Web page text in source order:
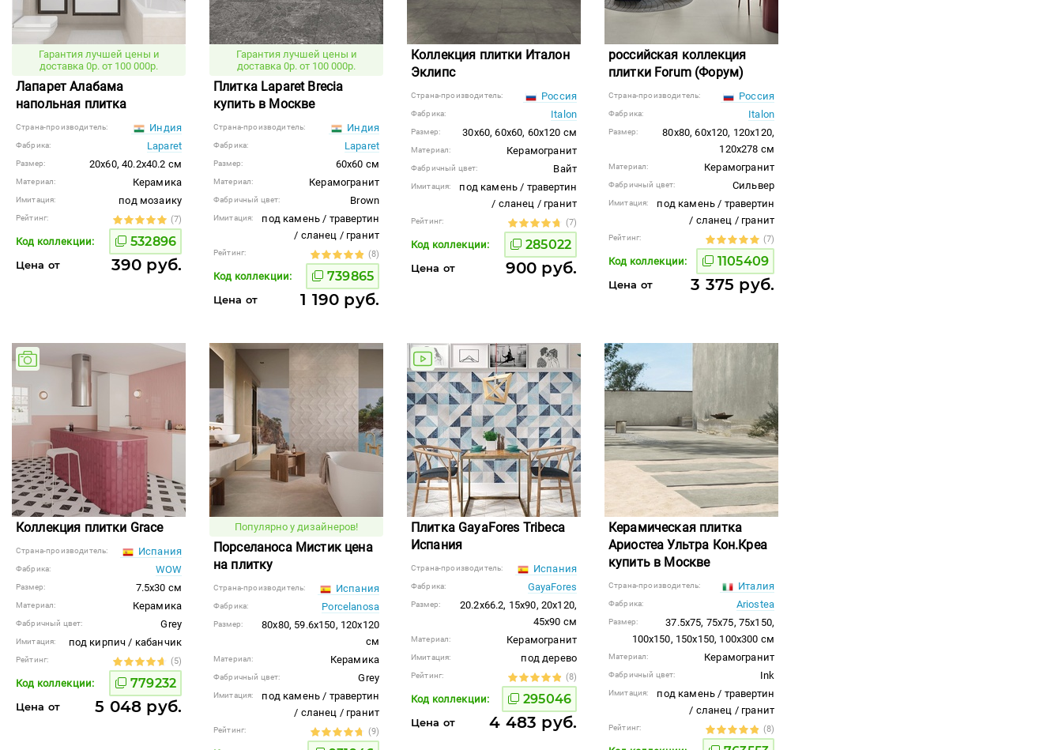
Гарантия лучшей цены и
доставка 0р. от 100 000р.
Лапарет Алабама
напольная плитка
Страна-производитель: Индия
Фабрика: Laparet
Размер: 20x60, 40.2x40.2 см
Материал: Керамика
Имитация: под мозаику
Рейтинг: (7)
Код коллекции: 532896
Цена от 390 руб.
Гарантия лучшей цены и
доставка 0р. от 100 000р.
Плитка Laparet Brecia
купить в Москве
Страна-производитель: Индия
Фабрика: Laparet
Размер: 60x60 см
Материал: Керамогранит
Фабричный цвет: Brown
Имитация:
под камень / травертин
/ сланец / гранит
Рейтинг: (8)
Код коллекции: 739865
Цена от 1 190 руб.
Коллекция плитки Италон
Эклипс
Страна-производитель: Россия
Фабрика: Italon
Размер: 30x60, 60x60, 60x120 см
Материал: Керамогранит
Фабричный цвет: Вайт
Имитация:
под камень / травертин
/ сланец / гранит
Рейтинг: (7)
Код коллекции: 285022
Цена от 900 руб.
российская коллекция
плитки Forum (Форум)
Страна-производитель: Россия
Фабрика: Italon
Размер:
80x80, 60x120, 120x120,
120x278 см
Материал: Керамогранит
Фабричный цвет: Сильвер
Имитация:
под камень / травертин
/ сланец / гранит
Рейтинг: (7)
Код коллекции: 1105409
Цена от 3 375 руб.
Коллекция плитки Grace
Страна-производитель: Испания
Фабрика: WOW
Размер: 7.5x30 см
Материал: Керамика
Фабричный цвет: Grey
Имитация: под кирпич / кабанчик
Рейтинг: (5)
Код коллекции: 779232
Цена от 5 048 руб.
Популярно у дизайнеров!
Порселаноса Мистик цена
на плитку
Страна-производитель: Испания
Фабрика: Porcelanosa
Размер:
80x80, 59.6x150, 120x120
см
Материал: Керамика
Фабричный цвет: Grey
Имитация:
под камень / травертин
/ сланец / гранит
Рейтинг: (9)
Плитка GayaFores Tribeca
Испания
Страна-производитель: Испания
Фабрика: GayaFores
Размер:
20.2x66.2, 15x90, 20x120,
45x90 см
Материал: Керамогранит
Имитация: под дерево
Рейтинг: (8)
Код коллекции: 295046
Цена от 4 483 руб.
Керамическая плитка
Ариостеа Ультра Кон.Креа
купить в Москве
Страна-производитель: Италия
Фабрика: Ariostea
Размер:
37.5x75, 75x75, 75x150,
100x150, 150x150, 100x300 см
Материал: Керамогранит
Фабричный цвет: Ink
Имитация:
под камень / травертин
/ сланец / гранит
Рейтинг: (8)